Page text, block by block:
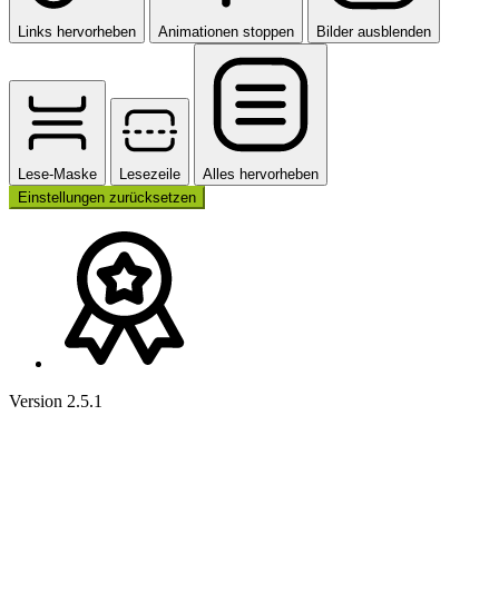
Links hervorheben Animationen stoppen Bilder ausblenden
Lese-Maske Lesezeile
Alles hervorheben
Einstellungen zurücksetzen
Version 2.5.1